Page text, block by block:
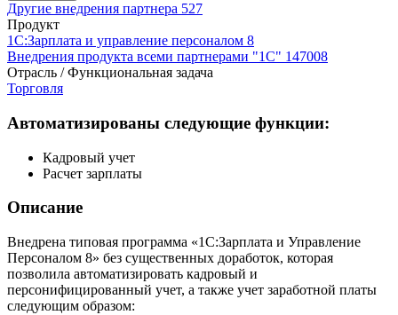
Другие внедрения партнера 527
Продукт
1С:Зарплата и управление персоналом 8
Внедрения продукта всеми партнерами "1С" 147008
Отрасль / Функциональная задача
Торговля
Автоматизированы следующие функции:
Кадровый учет
Расчет зарплаты
Описание
Внедрена типовая программа «1С:Зарплата и Управление
Персоналом 8» без существенных доработок, которая
позволила автоматизировать кадровый и
персонифицированный учет, а также учет заработной платы
следующим образом: